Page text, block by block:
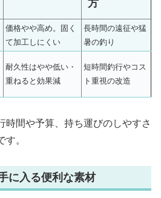
方
価格やや高め。固く
て加工しにくい
長時間の遠征や猛
暑の釣り
耐久性はやや低い・
重ねると効果減
短時間釣行やコス
ト重視の改造
時間や予算、持ち運びのしやすさ
。
に入る便利な素材